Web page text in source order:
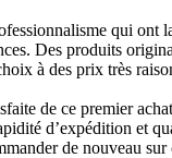
qui ont
Des produits
à des prix très
de ce premier
d’expédition et
de nouveau sur